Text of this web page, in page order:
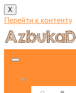
X
Перейти к контенту